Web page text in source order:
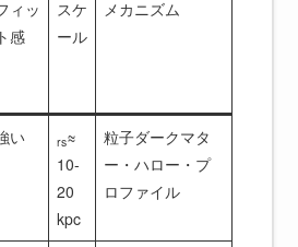
ィッ
ト感
スケ
ール
メカニズム
い rs≈
10-
20
kpc
粒子ダークマタ
ー・ハロー・プ
ロファイル